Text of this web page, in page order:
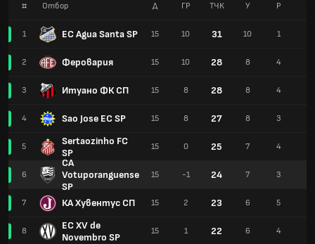
# Отбор
1 EC Agua Santa SP
2 Феровария
3 Итуано ФК СП
4 Sao Jose EC SP
5
Sertaozinho FC
SP
6
CA
Votuporanguense
SP
7 КА Хувентус СП
8
EC XV de
Novembro SP
Д ГР TЧК У Р
15 10 31 10 1
15 10 28 8 4
15 8 28 8 4
15 8 27 8 3
15 0 25 7 4
15 -1 24 7 3
15 2 23 6 5
15 1 22 6 4